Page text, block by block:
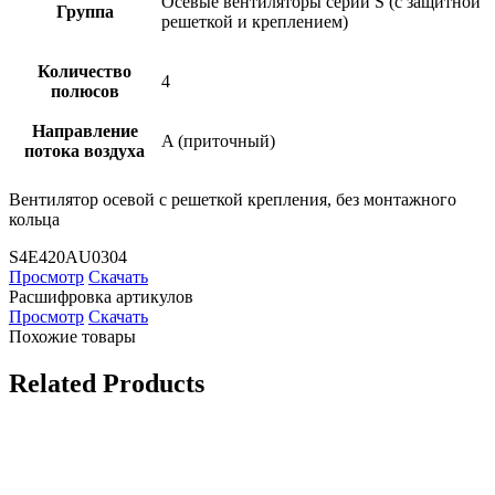
Группа
решеткой и креплением)
Количество
полюсов
4
Направление
потока воздуха
A (приточный)
Вентилятор осевой с решеткой крепления, без монтажного
кольца
S4E420AU0304
Просмотр Скачать
Расшифровка артикулов
Просмотр Скачать
Похожие товары
Related Products